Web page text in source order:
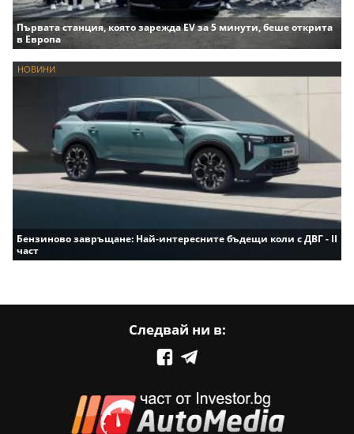
Първата станция, която зарежда EV за 5 минути, беше открита
в Европа
НОВИНИ
Бензиново завръщане: Най-интересните бъдещи коли с ДВГ - II
част
Следвай ни в: